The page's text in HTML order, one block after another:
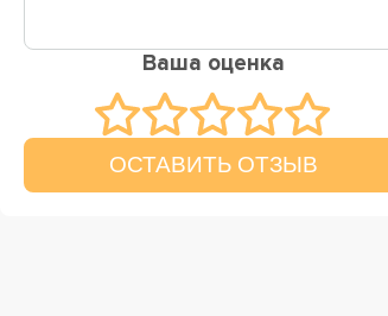
Ваша оценка
ОСТАВИТЬ ОТЗЫВ